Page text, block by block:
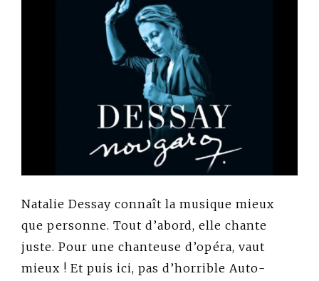
Natalie Dessay connaît la musique mieux
que personne. Tout d’abord, elle chante
juste. Pour une chanteuse d’opéra, vaut
mieux ! Et puis ici, pas d’horrible Auto-